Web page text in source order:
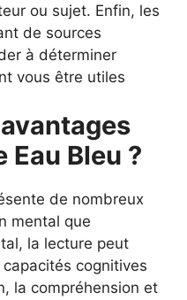
ou sujet. Enfin, les
de sources
à déterminer
vous être utiles
Eau Bleu ?
de nombreux
mental que
la lecture peut
cognitives
la compréhension et